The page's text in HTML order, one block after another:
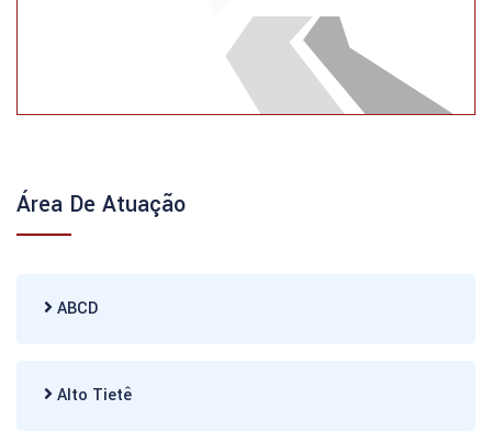
Área De Atuação
ABCD
Alto Tietê